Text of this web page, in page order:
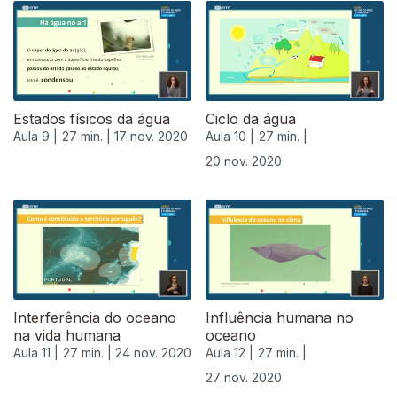
Estados físicos da água
Aula 9 | 27 min. | 17 nov. 2020
Ciclo da água
Aula 10 |
27 min. |
20 nov. 2020
Interferência do oceano
na vida humana
Aula 11 | 27 min. | 24 nov. 2020
Influência humana no
oceano
Aula 12 |
27 min. |
27 nov. 2020
508770